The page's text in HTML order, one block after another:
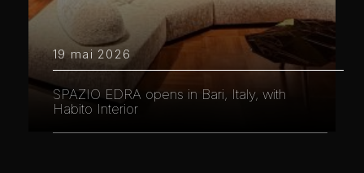
19 mai 2026
SPAZIO EDRA opens in Bari, Italy, with
Habito Interior